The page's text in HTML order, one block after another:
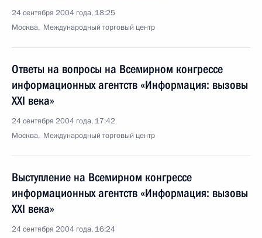
24 сентября 2004 года, 18:25
Москва, Международный торговый центр
Ответы на вопросы на Всемирном конгрессе
информационных агентств «Информация: вызовы
XXI века»
24 сентября 2004 года, 17:42
Москва, Международный торговый центр
Выступление на Всемирном конгрессе
информационных агентств «Информация: вызовы
XXI века»
24 сентября 2004 года, 16:24